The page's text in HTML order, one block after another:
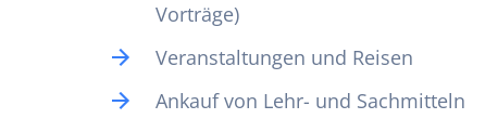
Vorträge)
Veranstaltungen und Reisen
Ankauf von Lehr- und Sachmitteln